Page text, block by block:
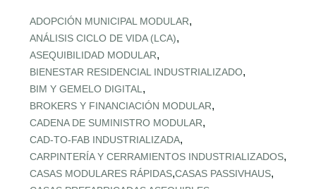
ADOPCIÓN MUNICIPAL MODULAR,
ANÁLISIS CICLO DE VIDA (LCA),
ASEQUIBILIDAD MODULAR,
BIENESTAR RESIDENCIAL INDUSTRIALIZADO,
BIM Y GEMELO DIGITAL ,
BROKERS Y FINANCIACIÓN MODULAR,
CADENA DE SUMINISTRO MODULAR,
CAD‑TO‑FAB INDUSTRIALIZADA,
CARPINTERÍA Y CERRAMIENTOS INDUSTRIALIZADOS,
CASAS MODULARES RÁPIDAS,CASAS PASSIVHAUS,